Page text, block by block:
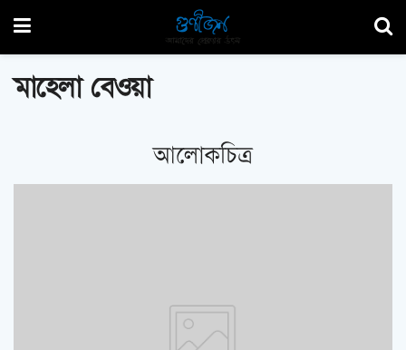
মাহেলা বেওয়া
আলোকচিত্র